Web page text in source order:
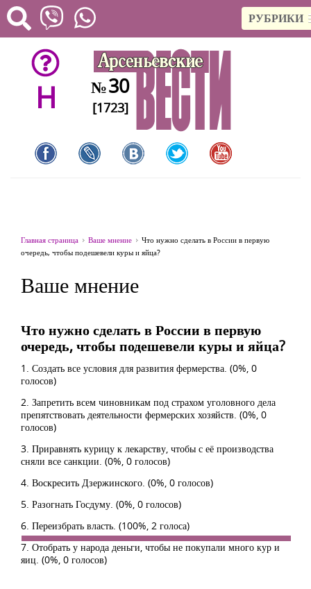
РУБРИКИ
H №30
[1723]
Главная страница Ваше мнение
Что нужно сделать в России в первую
очередь, чтобы подешевели куры и яйца?
Ваше мнение
Что нужно сделать в России в первую
очередь, чтобы подешевели куры и яйца?
1. Создать все условия для развития фермерства. (0%, 0
голосов)
2. Запретить всем чиновникам под страхом уголовного дела
препятствовать деятельности фермерских хозяйств. (0%, 0
голосов)
3. Приравнять курицу к лекарству, чтобы с её производства
сняли все санкции. (0%, 0 голосов)
4. Воскресить Дзержинского. (0%, 0 голосов)
5. Разогнать Госдуму. (0%, 0 голосов)
6. Переизбрать власть. (100%, 2 голоса)
7. Отобрать у народа деньги, чтобы не покупали много кур и
яиц. (0%, 0 голосов)